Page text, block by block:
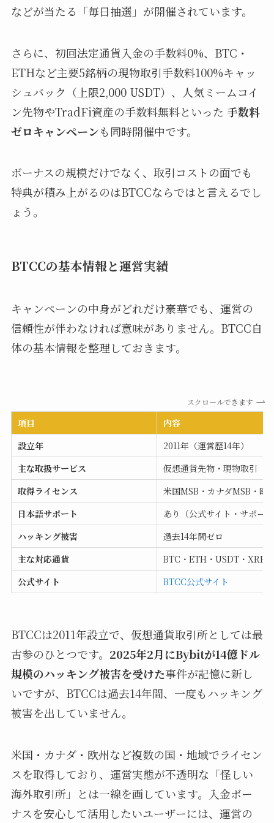
などが当たる「毎日抽選」が開催されています。
さらに、初回法定通貨入金の手数料0%、BTC・
ETHなど主要5銘柄の現物取引手数料100%キャッ
シュバック（上限2,000 USDT）、人気ミームコイ
ン先物やTradFi資産の手数料無料といった 手数料
ゼロキャンペーンも同時開催中です。
ボーナスの規模だけでなく、取引コストの面でも
特典が積み上がるのはBTCCならではと言えるでし
ょう。
BTCCの基本情報と運営実績
キャンペーンの中身がどれだけ豪華でも、運営の
信頼性が伴わなければ意味がありません。BTCC自
体の基本情報を整理しておきます。
スクロールできます
項目
内容
設立年
2011年（運営歴14年）
主な取扱サービス
仮想通貨先物・現物取引
取得ライセンス
米国MSB・カナダMSB・欧
日本語サポート
あり（公式サイト・サポー
ハッキング被害
過去14年間ゼロ
主な対応通貨
BTC・ETH・USDT・XRP
公式サイト
BTCC公式サイト
BTCCは2011年設立で、仮想通貨取引所としては最
古参のひとつです。 2025年2月にBybitが14億ドル
規模のハッキング被害を受けた事件が記憶に新し
いですが、BTCCは過去14年間、一度もハッキング
被害を出していません。
米国・カナダ・欧州など複数の国・地域でライセン
スを取得しており、運営実態が不透明な「怪しい
海外取引所」とは一線を画しています。入金ボー
ナスを安心して活用したいユーザーには、運営の